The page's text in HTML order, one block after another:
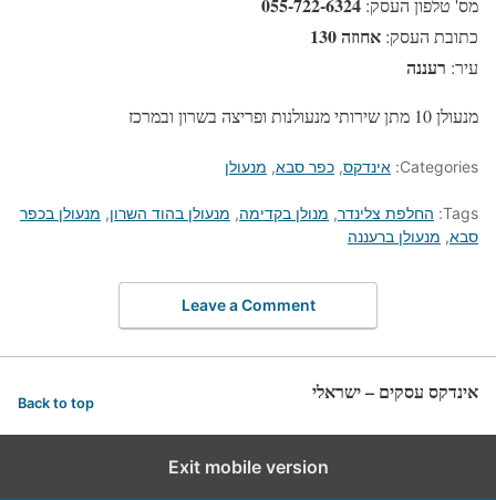
מס' טלפון העסק:
כתובת העסק: אחוזה 130
עיר: רעננה
מנעולן 10 מתן שירותי מנעולנות ופריצה בשרון ובמרכז
Categories: אינדקס, כפר סבא, מנעולן
Tags: החלפת צלינדר, מנולן בקדימה, מנעולן בהוד השרון, מנעולן בכפר
סבא, מנעולן ברעננה
Leave a Comment
אינדקס עסקים – ישראלי Back to top
Exit mobile version